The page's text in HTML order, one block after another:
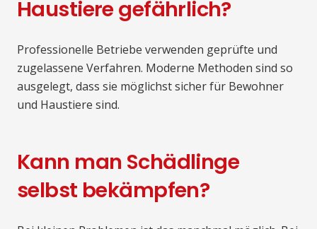
Haustiere gefährlich?
Professionelle Betriebe verwenden geprüfte und
zugelassene Verfahren. Moderne Methoden sind so
ausgelegt, dass sie möglichst sicher für Bewohner
und Haustiere sind.
Kann man Schädlinge
selbst bekämpfen?